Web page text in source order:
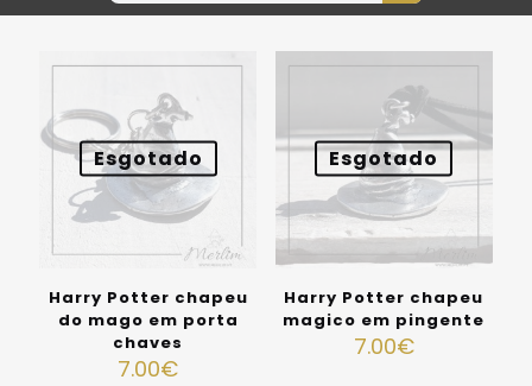
Esgotado
Harry Potter chapeu
do mago em porta
chaves
7.00€
Esgotado
Harry Potter chapeu
magico em pingente
7.00€